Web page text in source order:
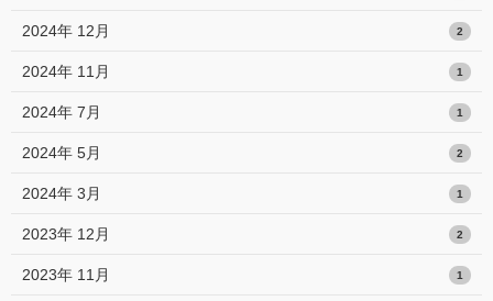
2024年 12月 2
2024年 11月 1
2024年 7月 1
2024年 5月 2
2024年 3月 1
2023年 12月 2
2023年 11月 1